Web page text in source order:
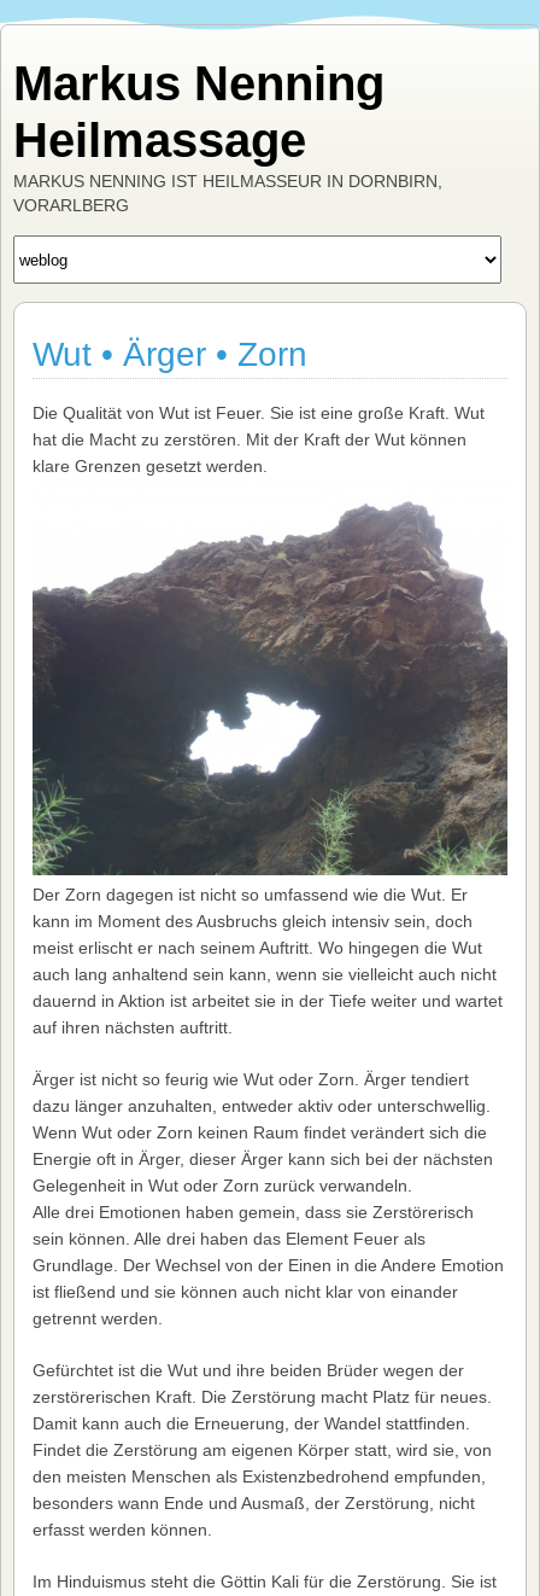
Markus Nenning
Heilmassage
MARKUS NENNING IST HEILMASSEUR IN DORNBIRN,
VORARLBERG
Wut • Ärger • Zorn
Die Qualität von Wut ist Feuer. Sie ist eine große Kraft. Wut
hat die Macht zu zerstören. Mit der Kraft der Wut können
klare Grenzen gesetzt werden.
Der Zorn dagegen ist nicht so umfassend wie die Wut. Er
kann im Moment des Ausbruchs gleich intensiv sein, doch
meist erlischt er nach seinem Auftritt. Wo hingegen die Wut
auch lang anhaltend sein kann, wenn sie vielleicht auch nicht
dauernd in Aktion ist arbeitet sie in der Tiefe weiter und wartet
auf ihren nächsten auftritt.
Ärger ist nicht so feurig wie Wut oder Zorn. Ärger tendiert
dazu länger anzuhalten, entweder aktiv oder unterschwellig.
Wenn Wut oder Zorn keinen Raum findet verändert sich die
Energie oft in Ärger, dieser Ärger kann sich bei der nächsten
Gelegenheit in Wut oder Zorn zurück verwandeln.
Alle drei Emotionen haben gemein, dass sie Zerstörerisch
sein können. Alle drei haben das Element Feuer als
Grundlage. Der Wechsel von der Einen in die Andere Emotion
ist fließend und sie können auch nicht klar von einander
getrennt werden.
Gefürchtet ist die Wut und ihre beiden Brüder wegen der
zerstörerischen Kraft. Die Zerstörung macht Platz für neues.
Damit kann auch die Erneuerung, der Wandel stattfinden.
Findet die Zerstörung am eigenen Körper statt, wird sie, von
den meisten Menschen als Existenzbedrohend empfunden,
besonders wann Ende und Ausmaß, der Zerstörung, nicht
erfasst werden können.
Im Hinduismus steht die Göttin Kali für die Zerstörung. Sie ist